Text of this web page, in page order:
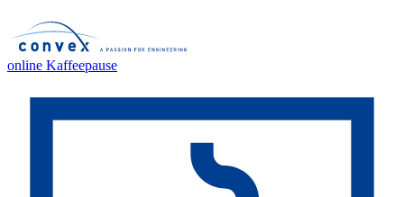
online Kaffeepause